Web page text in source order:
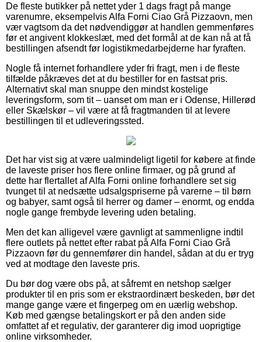
De fleste butikker på nettet yder 1 dags fragt på mange
varenumre, eksempelvis Alfa Forni Ciao Grå Pizzaovn, men
vær vagtsom da det nødvendiggør at handlen gemmenføres
før et angivent klokkeslæt, med det formål at de kan nå at få
bestillingen afsendt før logistikmedarbejderne har fyraften.
Nogle få internet forhandlere yder fri fragt, men i de fleste
tilfælde påkræves det at du bestiller for en fastsat pris.
Alternativt skal man snuppe den mindst kostelige
leveringsform, som tit – uanset om man er i Odense, Hillerød
eller Skælskør – vil være at få fragtmanden til at levere
bestillingen til et udleveringssted.
Det har vist sig at være ualmindeligt ligetil for købere at finde
de laveste priser hos flere online firmaer, og på grund af
dette har flertallet af Alfa Forni online forhandlere set sig
tvunget til at nedsætte udsalgspriserne på varerne – til børn
og babyer, samt også til herrer og damer – enormt, og endda
nogle gange frembyde levering uden betaling.
Men det kan alligevel være gavnligt at sammenligne indtil
flere outlets på nettet efter rabat på Alfa Forni Ciao Grå
Pizzaovn før du gennemfører din handel, sådan at du er tryg
ved at modtage den laveste pris.
Du bør dog være obs på, at såfremt en netshop sælger
produkter til en pris som er ekstraordinært beskeden, bør det
mange gange være et fingerpeg om en uærlig webshop.
Køb med gængse betalingskort er på den anden side
omfattet af et regulativ, der garanterer dig imod uoprigtige
online virksomheder.